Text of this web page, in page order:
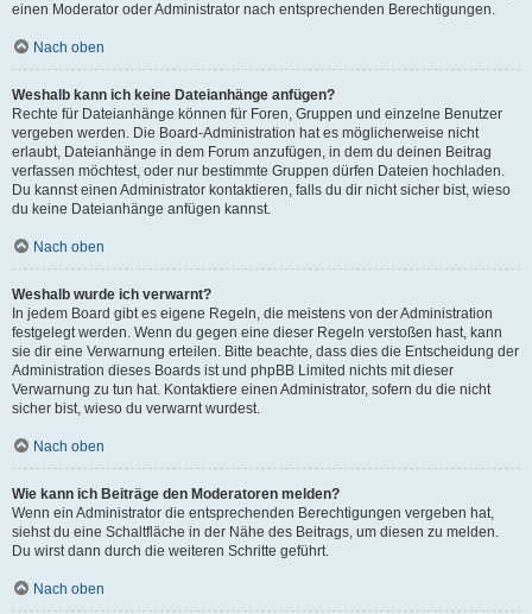
einen Moderator oder Administrator nach entsprechenden Berechtigungen.
Nach oben
Weshalb kann ich keine Dateianhänge anfügen?
Rechte für Dateianhänge können für Foren, Gruppen und einzelne Benutzer
vergeben werden. Die Board-Administration hat es möglicherweise nicht
erlaubt, Dateianhänge in dem Forum anzufügen, in dem du deinen Beitrag
verfassen möchtest, oder nur bestimmte Gruppen dürfen Dateien hochladen.
Du kannst einen Administrator kontaktieren, falls du dir nicht sicher bist, wieso
du keine Dateianhänge anfügen kannst.
Nach oben
Weshalb wurde ich verwarnt?
In jedem Board gibt es eigene Regeln, die meistens von der Administration
festgelegt werden. Wenn du gegen eine dieser Regeln verstoßen hast, kann
sie dir eine Verwarnung erteilen. Bitte beachte, dass dies die Entscheidung der
Administration dieses Boards ist und phpBB Limited nichts mit dieser
Verwarnung zu tun hat. Kontaktiere einen Administrator, sofern du die nicht
sicher bist, wieso du verwarnt wurdest.
Nach oben
Wie kann ich Beiträge den Moderatoren melden?
Wenn ein Administrator die entsprechenden Berechtigungen vergeben hat,
siehst du eine Schaltfläche in der Nähe des Beitrags, um diesen zu melden.
Du wirst dann durch die weiteren Schritte geführt.
Nach oben